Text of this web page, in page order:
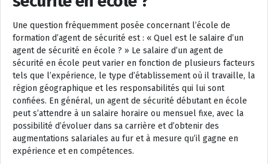
Une question fréquemment posée concernant l’école de
formation d’agent de sécurité est : « Quel est le salaire d’un
agent de sécurité en école ? » Le salaire d’un agent de
sécurité en école peut varier en fonction de plusieurs facteurs
tels que l’expérience, le type d’établissement où il travaille, la
région géographique et les responsabilités qui lui sont
confiées. En général, un agent de sécurité débutant en école
peut s’attendre à un salaire horaire ou mensuel fixe, avec la
possibilité d’évoluer dans sa carrière et d’obtenir des
augmentations salariales au fur et à mesure qu’il gagne en
expérience et en compétences.